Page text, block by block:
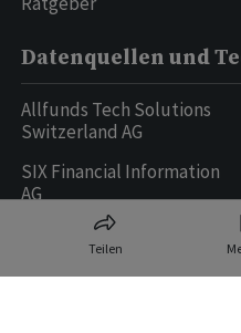
Teilen
Datenquellen und
Allfunds Tech Solutions
Switzerland AG
SIX Financial Information
AG
Ringier AG | Ringier